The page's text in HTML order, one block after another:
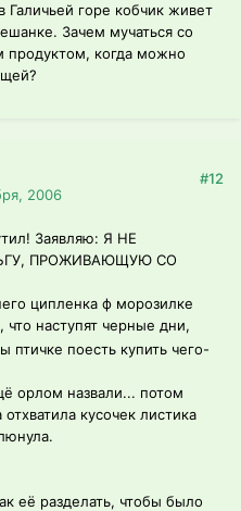
Галичьей горе кобчик живет
Зачем мучаться со
продуктом, когда можно
2006
#12
Заявляю: Я НЕ
ПРОЖИВАЮЩУЮ СО
ципленка ф морозилке
наступят черные дни,
птичке поесть купить чего-
орлом назвали... потом
кусочек листика
её разделать, чтобы было